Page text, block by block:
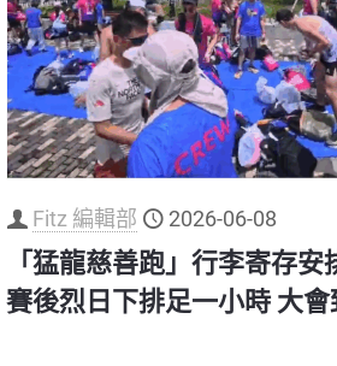
Fitz 編輯部 2026-06-08
「猛龍慈善跑」行李寄存
賽後烈日下排足一小時 大會